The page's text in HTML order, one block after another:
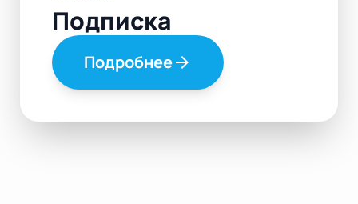
Подписка
Подробнееarrow_forward